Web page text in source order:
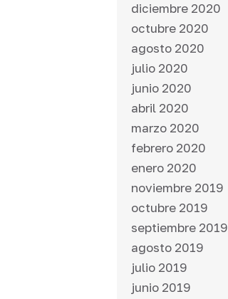
diciembre 2020
octubre 2020
agosto 2020
julio 2020
junio 2020
abril 2020
marzo 2020
febrero 2020
enero 2020
noviembre 2019
octubre 2019
septiembre 2019
agosto 2019
julio 2019
junio 2019